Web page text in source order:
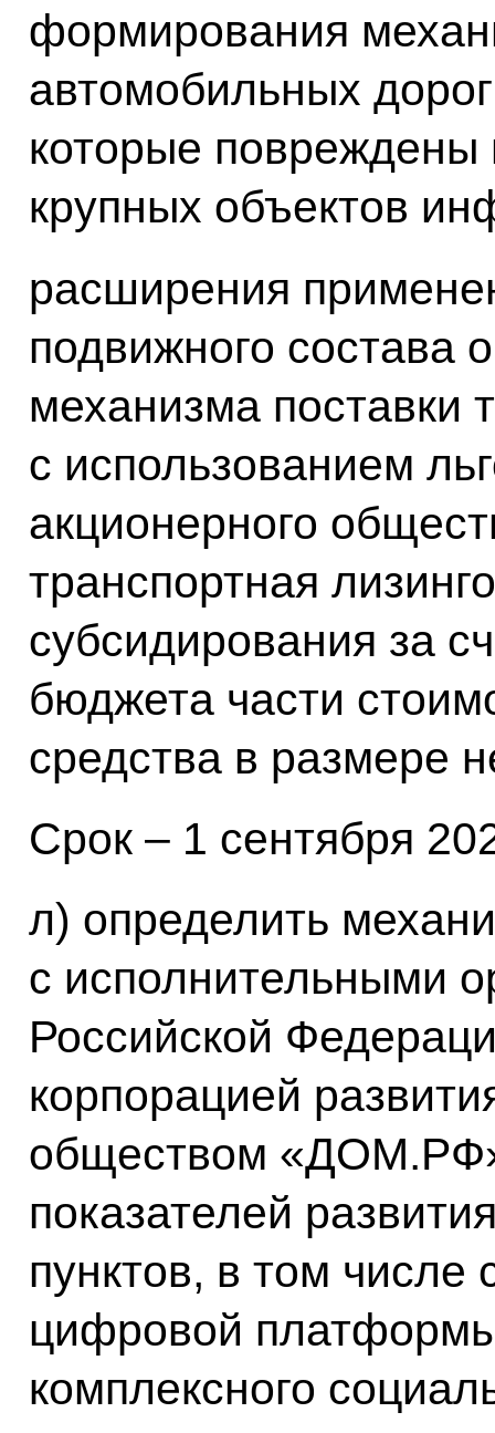
формирования
автомобильных
которые повреждены
крупных объектов
расширения
подвижного состава
механизма поставки
с использованием
акционерного
транспортная
субсидирования за
бюджета части
средства в размере
Срок – 1 сентября
л) определить
с исполнительными
Российской
корпорацией
обществом
показателей
пунктов, в том числе
цифровой
комплексного